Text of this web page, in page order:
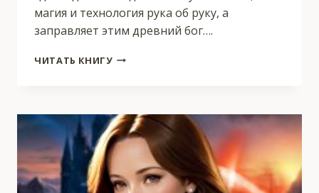
магия и технология рука об руку, а
заправляет этим древний бог….
ЧИТАТЬ КНИГУБОЕВОЙ
ПОТУСТОРОННИЙ
БАТАЛЬОН.
ТОМ
1.
РОТА
НЕЧИСТИ